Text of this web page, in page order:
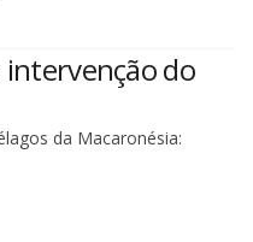
do
da Macaronésia: